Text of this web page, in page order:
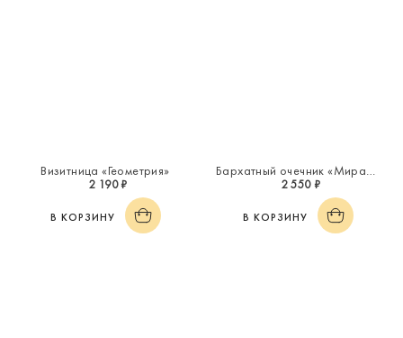
Визитница «Геометрия»
2 190 ₽
В КОРЗИНУ
Бархатный очечник «Миражи»
2 550 ₽
В КОРЗИНУ